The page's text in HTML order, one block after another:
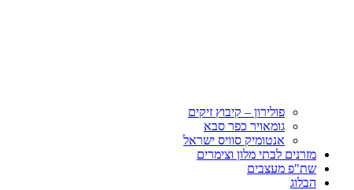
פולירון – קיבוץ זיקים
גומאויר כפר סבא
אנטומיק סוויס ישראל
מזרנים לבתי מלון וצימרים
שת"פ מעצבים
הבלוג